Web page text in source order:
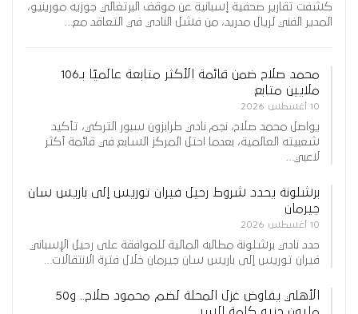
كشفت تقارير صحفية إسبانية عن موقف البرتغالي جوزيه مورينيو،
المدير الفني لريال مدريد، من فشل النادي في التعاقد مع…
محمد صلاح ضمن قائمة الأكثر متابعة عالميًا بـ106
ملايين متابع
10 أغسطس 2026
يواصل محمد صلاح، نجم نادي طرابزون سبور التركي، تأكيد
شعبيته العالمية، بعدما احتل المركز السابع في قائمة أكثر
لاعبي…
برشلونة يحدد شروط رحيل فيران توريس إلى باريس سان
جيرمان
10 أغسطس 2026
حدد نادي برشلونة مطالبه المالية للموافقة على رحيل الإسباني
فيران توريس إلى باريس سان جيرمان خلال فترة الانتقالات…
الأهلي يفاوض غزل المحلة لضم محمود صلاح.. و50
مليون جنيه كلمة السر